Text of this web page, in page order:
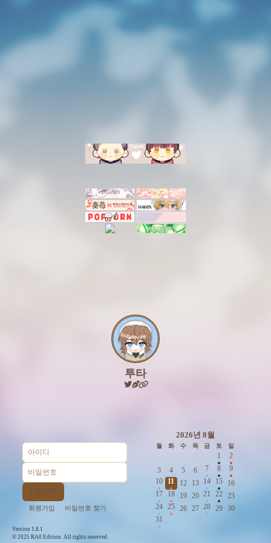
투타
LOGIN
회원가입 비밀번호 찾기
2026년 8월
월 화 수 목 금 토 일
1
2
3
4 5 6 7 8
9
10
11 12 13 14 15
16
17
18 19 20 21 22 23
24 25 26 27 28 29 30
31
Version 1.8.1
© 2025 RA0 Edition. All rights reserved.